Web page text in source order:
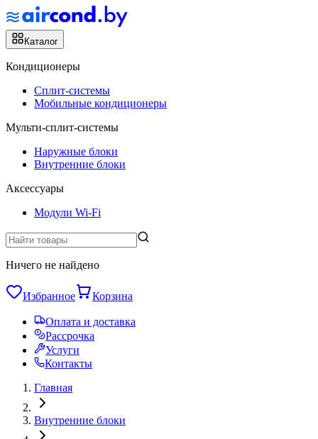
Каталог
Кондиционеры
Сплит-системы
Мобильные кондиционеры
Мульти-сплит-системы
Наружные блоки
Внутренние блоки
Аксессуары
Модули Wi-Fi
Ничего не найдено
Избранное Корзина
Оплата и доставка
Рассрочка
Услуги
Контакты
Главная
Внутренние блоки